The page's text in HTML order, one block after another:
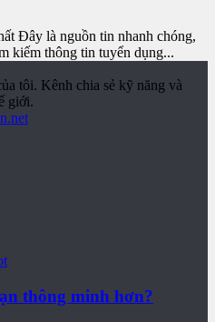
Đây là nguồn tin nhanh chóng,
kiếm thông tin tuyển dụng...
tôi. Kênh chia sẻ kỹ năng và
giới.
thông minh hơn?